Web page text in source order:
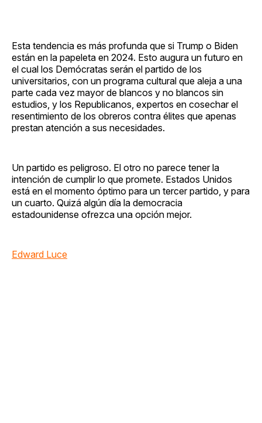
Esta tendencia es más profunda que si Trump o Biden
están en la papeleta en 2024. Esto augura un futuro en
el cual los Demócratas serán el partido de los
universitarios, con un programa cultural que aleja a una
parte cada vez mayor de blancos y no blancos sin
estudios, y los Republicanos, expertos en cosechar el
resentimiento de los obreros contra élites que apenas
prestan atención a sus necesidades.
Un partido es peligroso. El otro no parece tener la
intención de cumplir lo que promete. Estados Unidos
está en el momento óptimo para un tercer partido, y para
un cuarto. Quizá algún día la democracia
estadounidense ofrezca una opción mejor.
Edward Luce